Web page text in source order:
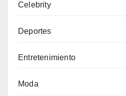
Celebrity
Deportes
Entretenimiento
Moda